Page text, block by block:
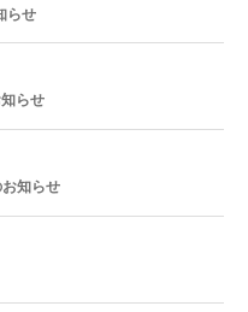
らせ
らせ
知らせ